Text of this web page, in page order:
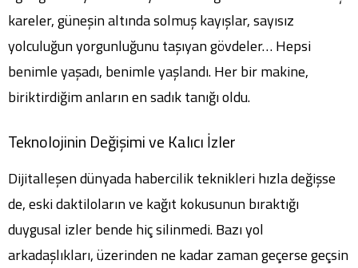
kareler, güneşin altında solmuş kayışlar, sayısız
yolculuğun yorgunluğunu taşıyan gövdeler… Hepsi
benimle yaşadı, benimle yaşlandı. Her bir makine,
biriktirdiğim anların en sadık tanığı oldu.
Teknolojinin Değişimi ve Kalıcı İzler
Dijitalleşen dünyada habercilik teknikleri hızla değişse
de, eski daktiloların ve kağıt kokusunun bıraktığı
duygusal izler bende hiç silinmedi. Bazı yol
arkadaşlıkları, üzerinden ne kadar zaman geçerse geçsin